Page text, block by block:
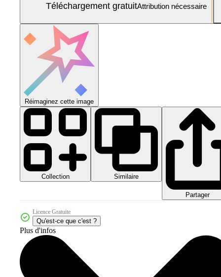
Téléchargement gratuitAttribution nécessaire
Réimaginez cette image
Collection Similaire
Partager
Licence Gratuite
Qu'est-ce que c'est ?
Plus d'infos